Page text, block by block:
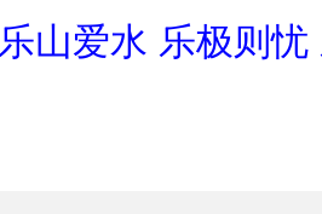
乐山爱水 乐极则忧